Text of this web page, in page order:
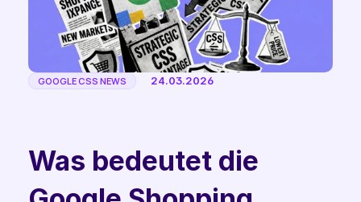
GOOGLE CSS NEWS 24.03.2026
Was bedeutet die